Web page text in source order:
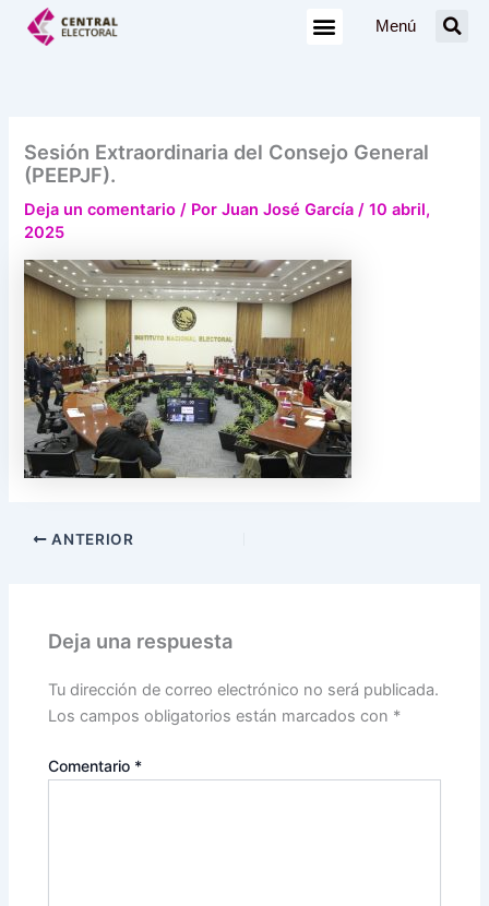
Menú
Sesión Extraordinaria del Consejo General
(PEEPJF).
Deja un comentario / PorJuan José García/10 abril,
2025
ANTERIOR
Deja una respuesta
Tu dirección de correo electrónico no será publicada.
Los campos obligatorios están marcados con *
Comentario *